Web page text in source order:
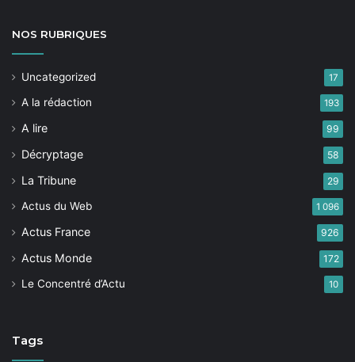
NOS RUBRIQUES
Uncategorized 17
A la rédaction 193
A lire 99
Décryptage 58
La Tribune 29
Actus du Web 1 096
Actus France 926
Actus Monde 172
Le Concentré d’Actu 10
Tags